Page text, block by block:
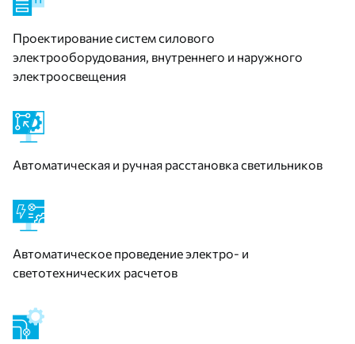
Проектирование систем силового
электрооборудования, внутреннего и наружного
электроосвещения
Автоматическая и ручная расстановка светильников
Автоматическое проведение электро- и
светотехнических расчетов